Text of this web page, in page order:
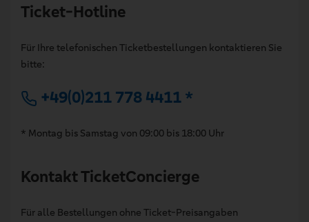
Ticket-Hotline
Für Ihre telefonischen Ticketbestellungen kontaktieren Sie
bitte:
+49(0)211 778 4411 *
* Montag bis Samstag von 09:00 bis 18:00 Uhr
Kontakt TicketConcierge
Für alle Bestellungen ohne Ticket-Preisangaben